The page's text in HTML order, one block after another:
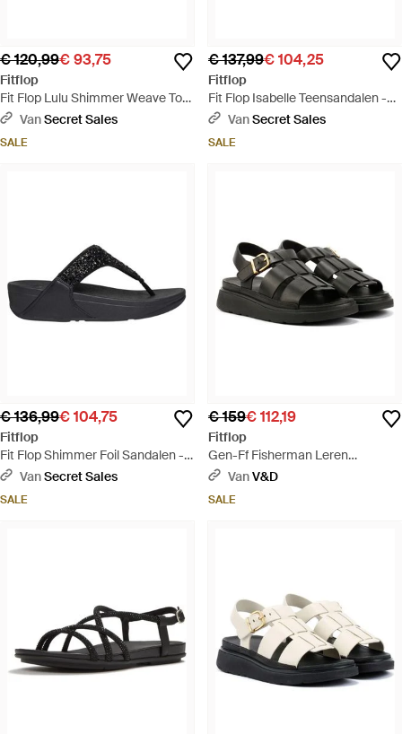
€ 120,99€ 93,75
Fitflop
Fit Flop Lulu Shimmer Weave Toe
Post Sandalen - Zwart
VanSecret Sales
SALE
€ 137,99€ 104,25
Fitflop
Fit Flop Isabelle Teensandalen -
GrijsVanSecret Sales
SALE
€ 136,99€ 104,75
Fitflop
Fit Flop Shimmer Foil Sandalen -
Zwart
VanSecret Sales
SALE
€ 159€ 112,19
Fitflop
Gen-Ff Fisherman Leren
Sandalen - Zwart
VanV&D
SALE